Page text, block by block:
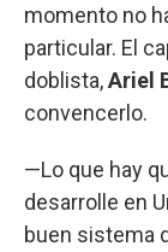
momento no
particular. El
doblista,Ariel
convencerlo.
—Lo que hay
desarrolle en
buen sistema